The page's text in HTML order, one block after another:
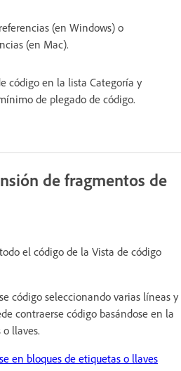
(en Windows) o
(en Mac).
código en la lista Categoría y
de plegado de código.
de fragmentos de
el código de la Vista de código
código seleccionando varias líneas y
contraerse código basándose en la
llaves.
en bloques de etiquetas o llaves